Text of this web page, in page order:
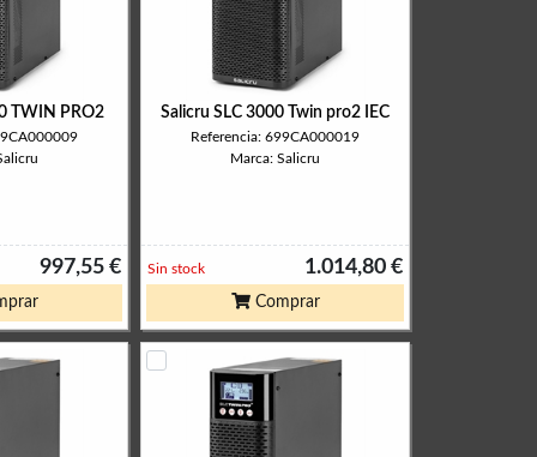
TWIN PRO2
997,55 €
Salicru SLC 3000 Twin pro2 IEC
Referencia: 699CA000019
Marca: Salicru
1.014,80 €
Sin stock
Comprar